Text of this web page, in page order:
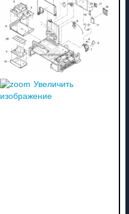
Увеличить
изображение